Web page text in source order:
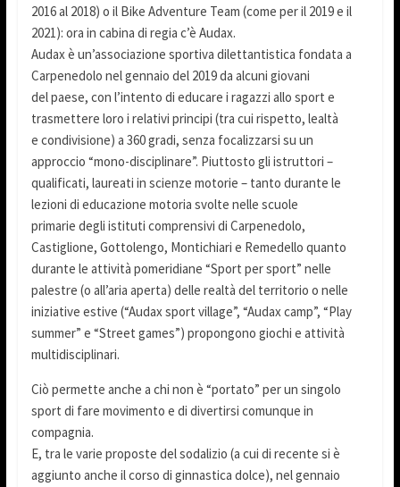
2016 al 2018) o il Bike Adventure Team (come per il 2019 e il
2021): ora in cabina di regia c’è Audax.
Audax è un’associazione sportiva dilettantistica fondata a
Carpenedolo nel gennaio del 2019 da alcuni giovani
del paese, con l’intento di educare i ragazzi allo sport e
trasmettere loro i relativi principi (tra cui rispetto, lealtà
e condivisione) a 360 gradi, senza focalizzarsi su un
approccio “mono-disciplinare”. Piuttosto gli istruttori –
qualificati, laureati in scienze motorie – tanto durante le
lezioni di educazione motoria svolte nelle scuole
primarie degli istituti comprensivi di Carpenedolo,
Castiglione, Gottolengo, Montichiari e Remedello quanto
durante le attività pomeridiane “Sport per sport” nelle
palestre (o all’aria aperta) delle realtà del territorio o nelle
iniziative estive (“Audax sport village”, “Audax camp”, “Play
summer” e “Street games”) propongono giochi e attività
multidisciplinari.
Ciò permette anche a chi non è “portato” per un singolo
sport di fare movimento e di divertirsi comunque in
compagnia.
E, tra le varie proposte del sodalizio (a cui di recente si è
aggiunto anche il corso di ginnastica dolce), nel gennaio